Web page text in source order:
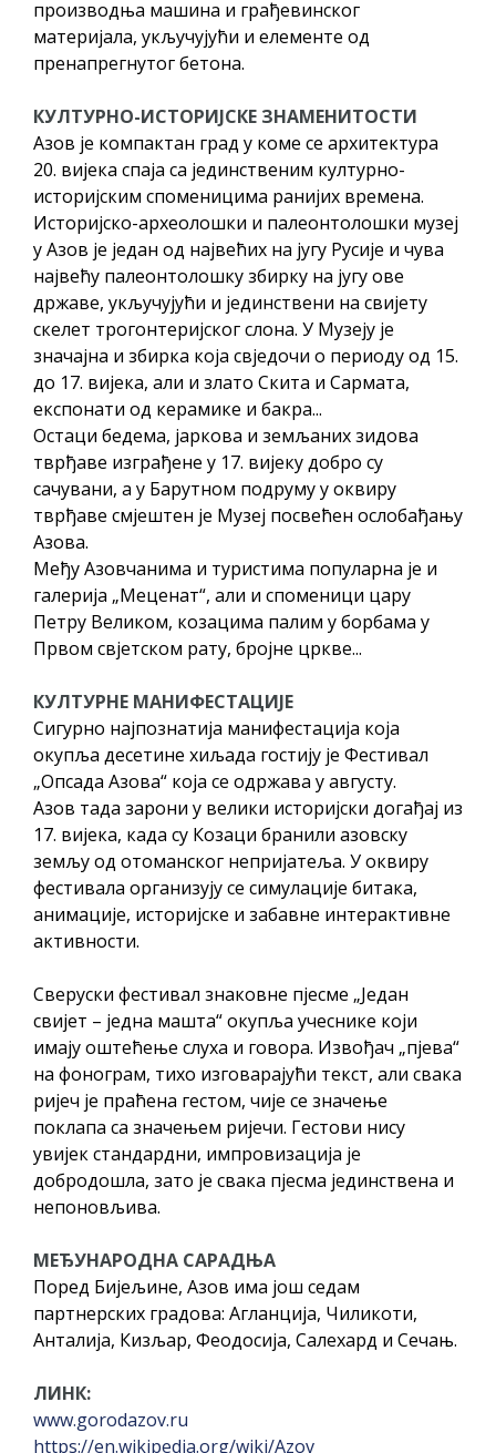
производња машина и грађевинског
материјала, укључујући и елементе од
пренапрегнутог бетона.
КУЛТУРНО-ИСТОРИЈСКЕ ЗНАМЕНИТОСТИ
Азов је компактан град у коме се архитектура
20. вијека спаја са јединственим културно-
историјским споменицима ранијих времена.
Историјско-археолошки и палеонтолошки музеј
у Азов је један од највећих на југу Русије и чува
највећу палеонтолошку збирку на југу ове
државе, укључујући и јединствени на свијету
скелет трогонтеријског слона. У Музеју је
значајна и збирка која свједочи о периоду од 15.
до 17. вијека, али и злато Скита и Сармата,
експонати од керамике и бакра...
Остаци бедема, јаркова и земљаних зидова
тврђаве изграђене у 17. вијеку добро су
сачувани, а у Барутном подруму у оквиру
тврђаве смјештен је Музеј посвећен ослобађању
Азова.
Међу Азовчанима и туристима популарна је и
галерија „Меценат“, али и споменици цару
Петру Великом, козацима палим у борбама у
Првом свјетском рату, бројне цркве...
КУЛТУРНЕ МАНИФЕСТАЦИЈЕ
Сигурно најпознатија манифестација која
окупља десетине хиљада гостију је Фестивал
„Опсада Азова“ која се одржава у августу.
Азов тада зарони у велики историјски догађај из
17. вијека, када су Козаци бранили азовску
земљу од отоманског непријатеља. У оквиру
фестивала организују се симулације битака,
анимације, историјске и забавне интерактивне
активности.
Сверуски фестивал знаковне пјесме „Један
свијет – једна машта“ окупља учеснике који
имају оштећење слуха и говора. Извођач „пјева“
на фонограм, тихо изговарајући текст, али свака
ријеч је праћена гестом, чије се значење
поклапа са значењем ријечи. Гестови нису
увијек стандардни, импровизација је
добродошла, зато је свака пјесма јединствена и
непоновљива.
МЕЂУНАРОДНА САРАДЊА
Поред Бијељине, Азов има још седам
партнерских градова: Агланција, Чиликоти,
Анталија, Кизљар, Феодосија, Салехард и Сечањ.
ЛИНК:
www.gorodazov.ru
https://en.wikipedia.org/wiki/Azov